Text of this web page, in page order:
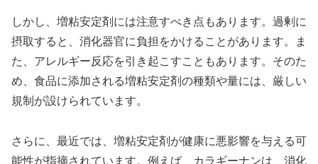
しかし、増粘安定剤には注意すべき点もあります。過剰に
摂取すると、消化器官に負担をかけることがあります。ま
た、アレルギー反応を引き起こすこともあります。そのた
め、食品に添加される増粘安定剤の種類や量には、厳しい
規制が設けられています。
さらに、最近では、増粘安定剤が健康に悪影響を与える可
能性が指摘されています。例えば、カラギーナンは、消化